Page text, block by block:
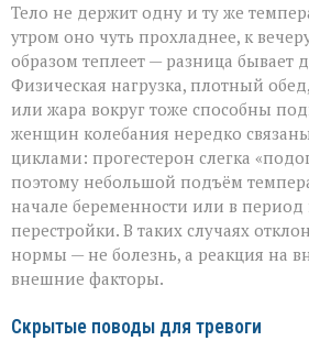
Тело не держит одну и ту же
утром оно чуть прохладнее, к
образом теплеет — разница бывает
Физическая нагрузка, плотный
или жара вокруг тоже способны
женщин колебания нередко
циклами: прогестерон слегка
поэтому небольшой подъём
начале беременности или в
перестройки. В таких случаях
нормы — не болезнь, а реакция на
внешние факторы.
Скрытые поводы для тревоги